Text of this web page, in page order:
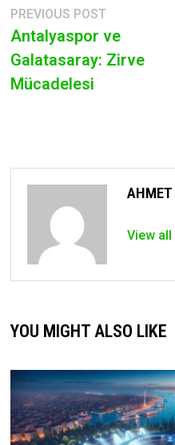
POST
NAVIGATION
PREVIOUS POSTPrevious
post:
Antalyaspor ve
Galatasaray: Zirve
Mücadelesi
View all
YOU MIGHT ALSO LIKE